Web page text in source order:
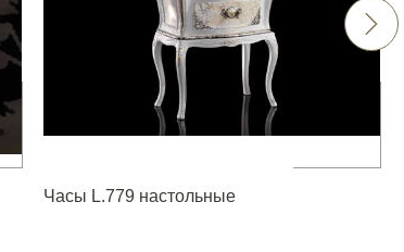
Часы L.779 настольные